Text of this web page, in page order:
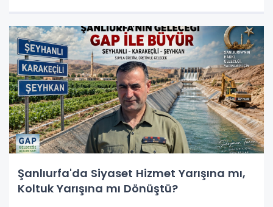
Şanlıurfa'da Siyaset Hizmet Yarışına mı,
Koltuk Yarışına mı Dönüştü?